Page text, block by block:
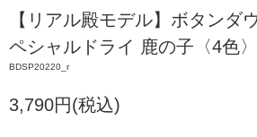
【リアル殿モデル】ボタンダ
ペシャルドライ 鹿の子〈4色〉
BDSP20220_r
3,790円(税込)